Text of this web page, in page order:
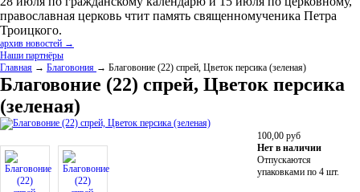
православная церковь чтит память священномученика Петра
Троицкого.
архив новостей →
Наши партнёры
Главная → Благовония → Благовоние (22) спрей, Цветок персика (зеленая)
Благовоние (22) спрей, Цветок персика
(зеленая)
100,00 руб
Нет в наличии
Отпускаются
упаковками по 4 шт.